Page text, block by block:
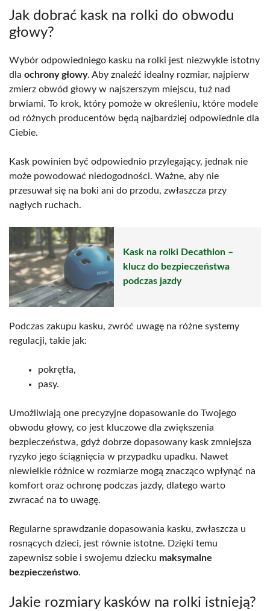
Jak dobrać kask na rolki do obwodu
głowy?
Wybór odpowiedniego kasku na rolki jest niezwykle istotny
dla ochrony głowy. Aby znaleźć idealny rozmiar, najpierw
zmierz obwód głowy w najszerszym miejscu, tuż nad
brwiami. To krok, który pomoże w określeniu, które modele
od różnych producentów będą najbardziej odpowiednie dla
Ciebie.
Kask powinien być odpowiednio przylegający, jednak nie
może powodować niedogodności. Ważne, aby nie
przesuwał się na boki ani do przodu, zwłaszcza przy
nagłych ruchach.
Kask na rolki Decathlon –
klucz do bezpieczeństwa
podczas jazdy
Podczas zakupu kasku, zwróć uwagę na różne systemy
regulacji, takie jak:
pokrętła,
pasy.
Umożliwiają one precyzyjne dopasowanie do Twojego
obwodu głowy, co jest kluczowe dla zwiększenia
bezpieczeństwa, gdyż dobrze dopasowany kask zmniejsza
ryzyko jego ściągnięcia w przypadku upadku. Nawet
niewielkie różnice w rozmiarze mogą znacząco wpłynąć na
komfort oraz ochronę podczas jazdy, dlatego warto
zwracać na to uwagę.
Regularne sprawdzanie dopasowania kasku, zwłaszcza u
rosnących dzieci, jest równie istotne. Dzięki temu
zapewnisz sobie i swojemu dziecku maksymalne
bezpieczeństwo.
Jakie rozmiary kasków na rolki istnieją?